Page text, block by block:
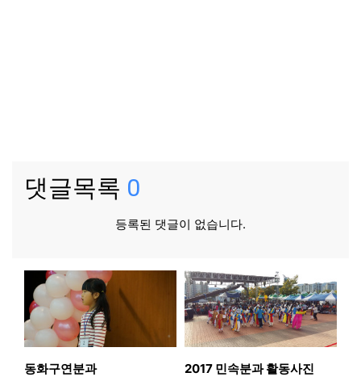
댓글목록 0
등록된 댓글이 없습니다.
동화구연분과 2017 민속분과 활동사진